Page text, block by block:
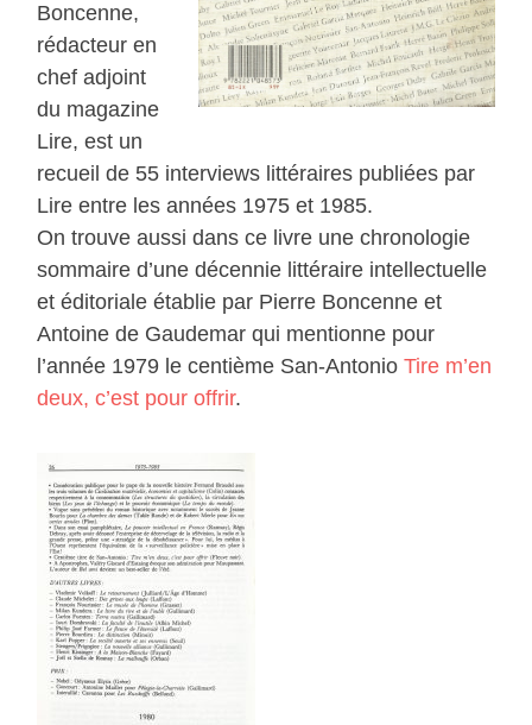
Boncenne,
rédacteur en
chef adjoint
du magazine
Lire, est un
recueil de 55 interviews littéraires publiées par
Lire entre les années 1975 et 1985.
On trouve aussi dans ce livre une chronologie
sommaire d’une décennie littéraire intellectuelle
et éditoriale établie par Pierre Boncenne et
Antoine de Gaudemar qui mentionne pour
l’année 1979 le centième San-AntonioTire m’en
deux, c’est pour offrir.